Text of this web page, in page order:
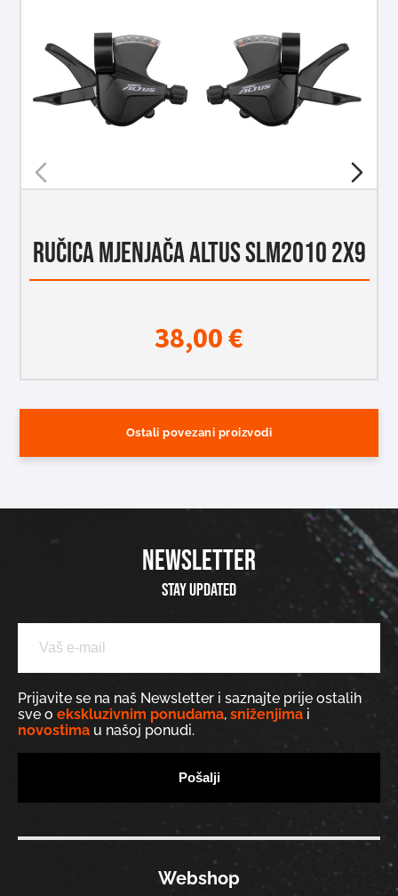
RUČICA MJENJAČA ALTUS SLM2010 2X9
38,00€
Ostali povezani proizvodi
NEWSLETTER
Stay updated
Prijavite se na naš Newsletter i saznajte prije ostalih
sve o ekskluzivnim ponudama, sniženjima i
novostima u našoj ponudi.
Webshop